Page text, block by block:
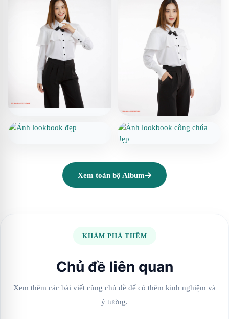
Xem toàn bộ Album
KHÁM PHÁ THÊM
Chủ đề liên quan
Xem thêm các bài viết cùng chủ đề để có thêm kinh nghiệm và
ý tưởng.